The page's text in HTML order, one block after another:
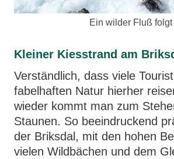
Ein wilder Fluß folgt
Kleiner Kiesstrand am
Verständlich, dass viele
fabelhaften Natur hierher
wieder kommt man zum
Staunen. So beeindruckend
der Briksdal, mit den hohen
vielen Wildbächen und dem